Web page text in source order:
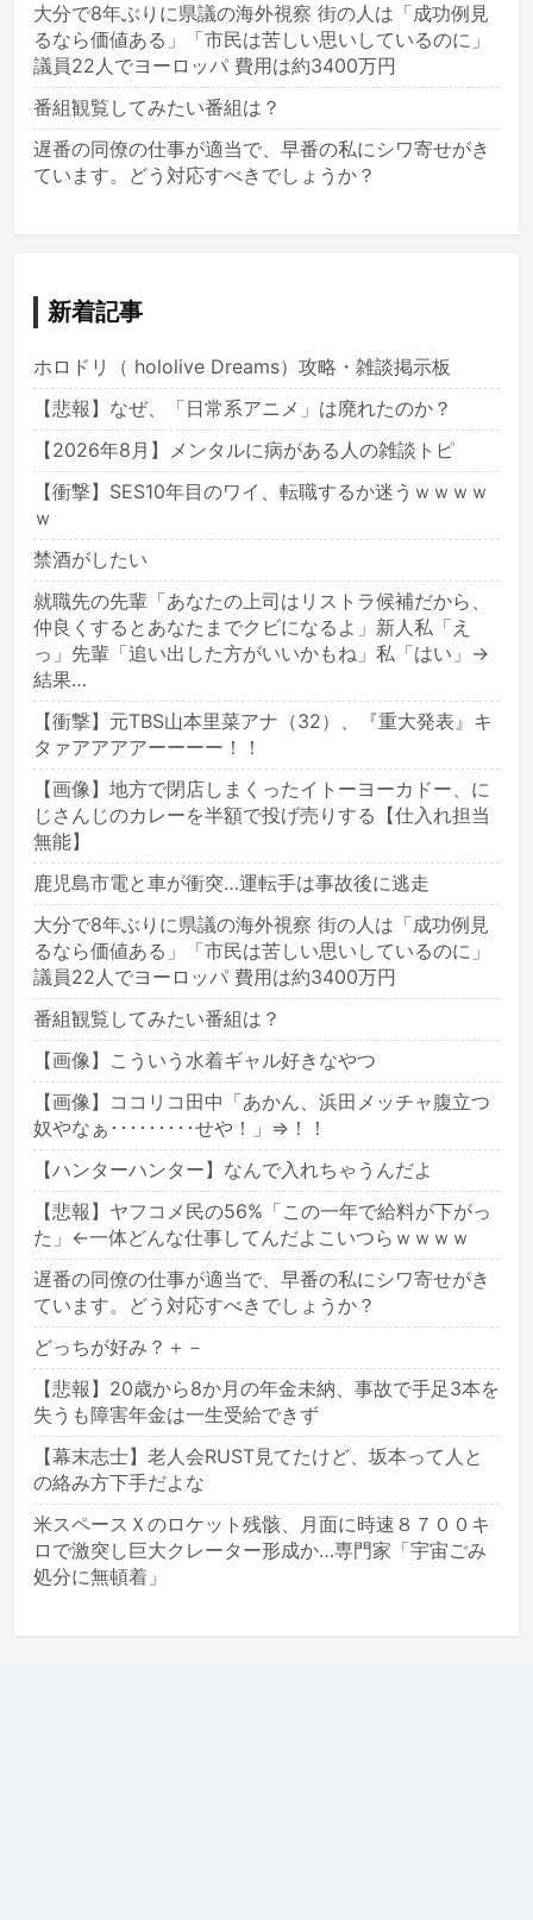
大分で8年ぶりに県議の海外視察 街の人は「成功例見
るなら価値ある」「市民は苦しい思いしているのに」
議員22人でヨーロッパ 費用は約3400万円
番組観覧してみたい番組は？
遅番の同僚の仕事が適当で、早番の私にシワ寄せがき
ています。どう対応すべきでしょうか？
新着記事
ホロドリ（ hololive Dreams）攻略・雑談掲示板
【悲報】なぜ、「日常系アニメ」は廃れたのか？
【2026年8月】メンタルに病がある人の雑談トピ
【衝撃】SES10年目のワイ、転職するか迷うｗｗｗｗ
ｗ
禁酒がしたい
就職先の先輩「あなたの上司はリストラ候補だから、
仲良くするとあなたまでクビになるよ」新人私「え
っ」先輩「追い出した方がいいかもね」私「はい」→
結果…
【衝撃】元TBS山本里菜アナ（32）、『重大発表』キ
タァアアアアーーーー！！
【画像】地方で閉店しまくったイトーヨーカドー、に
じさんじのカレーを半額で投げ売りする【仕入れ担当
無能】
鹿児島市電と車が衝突…運転手は事故後に逃走
大分で8年ぶりに県議の海外視察 街の人は「成功例見
るなら価値ある」「市民は苦しい思いしているのに」
議員22人でヨーロッパ 費用は約3400万円
番組観覧してみたい番組は？
【画像】こういう水着ギャル好きなやつ
【画像】ココリコ田中「あかん、浜田メッチャ腹立つ
奴やなぁ･････････せや！」⇒！！
【ハンターハンター】なんで入れちゃうんだよ
【悲報】ヤフコメ民の56%「この一年で給料が下がっ
た」←一体どんな仕事してんだよこいつらｗｗｗｗ
遅番の同僚の仕事が適当で、早番の私にシワ寄せがき
ています。どう対応すべきでしょうか？
どっちが好み？＋－
【悲報】20歳から8か月の年金未納、事故で手足3本を
失うも障害年金は一生受給できず
【幕末志士】老人会RUST見てたけど、坂本って人と
の絡み方下手だよな
米スペースＸのロケット残骸、月面に時速８７００キ
ロで激突し巨大クレーター形成か…専門家「宇宙ごみ
処分に無頓着」